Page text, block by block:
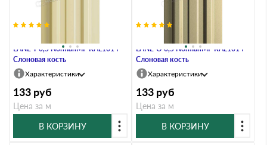
LАNE-T 0,5 NormanMP RAL1014
Слоновая кость
Характеристики
133 руб
Цена за м
В КОРЗИНУ
LАNE-O 0,5 NormanMP RAL1014
Слоновая кость
Характеристики
133 руб
Цена за м
В КОРЗИНУ